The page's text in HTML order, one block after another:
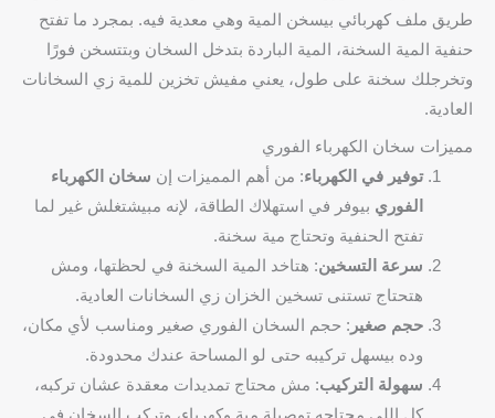
طريق ملف كهربائي بيسخن المية وهي معدية فيه. بمجرد ما تفتح
حنفية المية السخنة، المية الباردة بتدخل السخان وبتتسخن فورًا
وتخرجلك سخنة على طول، يعني مفيش تخزين للمية زي السخانات
العادية.
مميزات سخان الكهرباء الفوري
توفير في الكهرباء: من أهم المميزات إن سخان الكهرباء
الفوري بيوفر في استهلاك الطاقة، لإنه مبيشتغلش غير لما
تفتح الحنفية وتحتاج مية سخنة.
سرعة التسخين: هتاخد المية السخنة في لحظتها، ومش
هتحتاج تستنى تسخين الخزان زي السخانات العادية.
حجم صغير : حجم السخان الفوري صغير ومناسب لأي مكان،
وده بيسهل تركيبه حتى لو المساحة عندك محدودة.
سهولة التركيب: مش محتاج تمديدات معقدة عشان تركبه،